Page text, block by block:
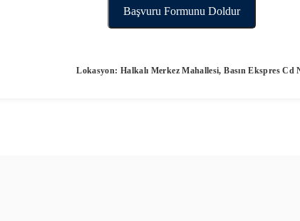
Başvuru Formunu Doldur
Lokasyon: Halkalı Merkez Mahallesi, Basın Ekspres